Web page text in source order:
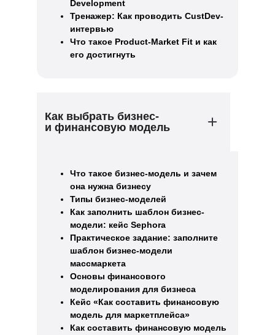
Development
Тренажер: Как проводить CustDev-
интервью
Что такое Product-Market Fit и как
его достигнуть
Как выбрать бизнес-
и финансовую модель
Что такое бизнес-модель и зачем
она нужна бизнесу
Типы бизнес-моделей
Как заполнить шаблон бизнес-
модели: кейс Sephora
Практическое задание: заполните
шаблон бизнес-модели
массмаркета
Основы финансового
моделирования для бизнеса
Кейс «Как составить финансовую
модель для маркетплейса»
Как соcтавить финансовую модель